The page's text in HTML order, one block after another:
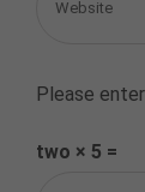
Please
two × 5 =